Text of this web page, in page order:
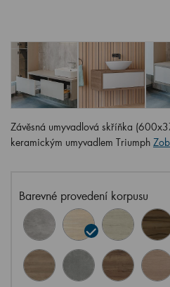
Závěsná umyvadlová skříňka
keramickým umyvadlem Triumph
Barevné provedení korpusu